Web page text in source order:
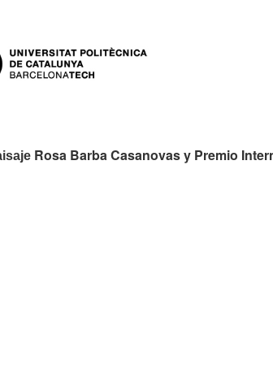
Rosa Barba Casanovas y Premio